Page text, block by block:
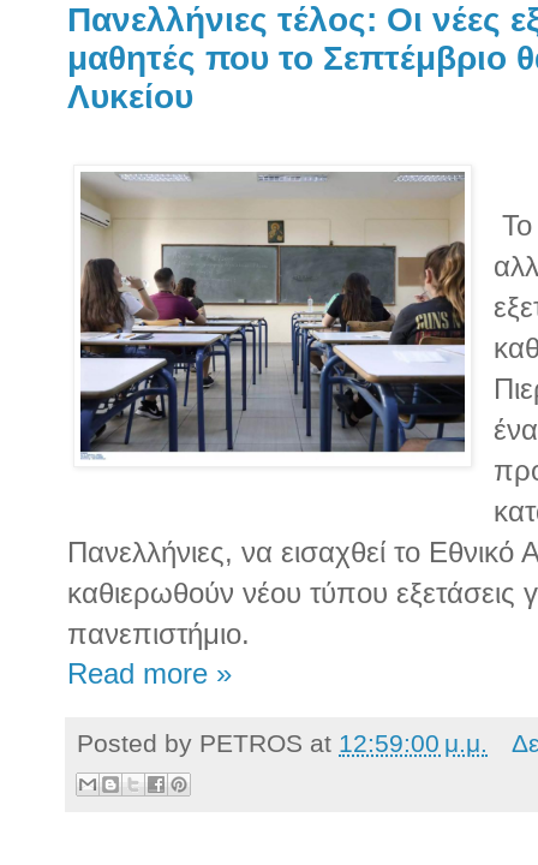
Πανελλήνιες τέλος: Οι νέες
μαθητές που το Σεπτέμβριο
Λυκείου
Το
Πανελλήνιες, να εισαχθεί το Εθνικό
καθιερωθούν νέου τύπου εξετάσεις
πανεπιστήμιο.
Read more »
Posted by PETROS at 12:59:00 μ.μ.